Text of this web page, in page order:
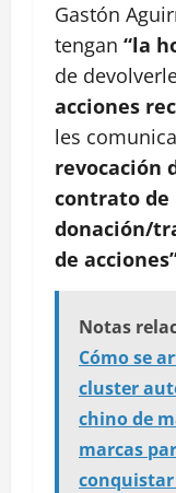
Gastón
tengan “la
de
acciones
les comunica
revocación
contrato de
donación/
de
Notas
Cómo se
cluster
chino de
marcas